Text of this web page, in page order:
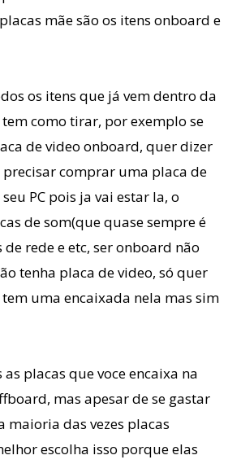
mãe são os itens onboard e
os itens que já vem dentro da
como tirar, por exemplo se
de video onboard, quer dizer
precisar comprar uma placa de
PC pois ja vai estar la, o
de som(que quase sempre é
rede e etc, ser onboard não
tenha placa de video, só quer
uma encaixada nela mas sim
as placas que voce encaixa na
mas apesar de se gastar
maioria das vezes placas
escolha isso porque elas